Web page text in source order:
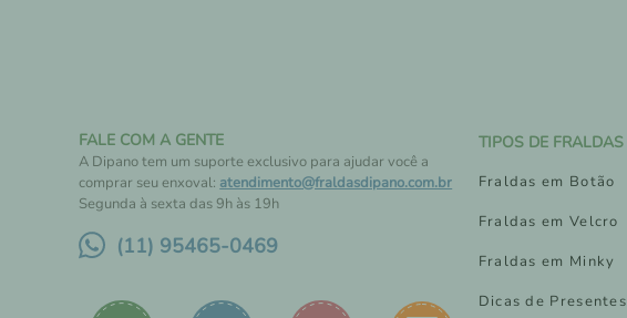
FALE COM A GENTE
A Dipano tem um suporte exclusivo para ajudar você a
comprar seu enxoval: atendimento@fraldasdipano.com.br
Segunda à sexta das 9h às 19h
(11) 95465-0469
TIPOS DE FRALDAS
Fraldas em Botão
Fraldas em Velcro
Fraldas em Minky
Dicas de Presentes